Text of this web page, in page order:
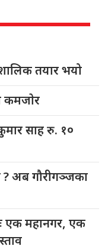
तयार भयो
कमजाेर
साह रु. १०
? अब गौरीगञ्जका
एक महानगर, एक